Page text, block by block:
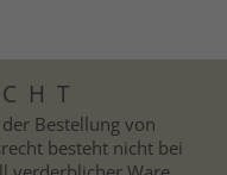
Bestellung von
besteht nicht bei